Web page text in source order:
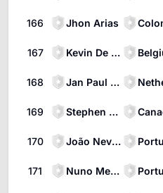
166 Jhon Arias
167 Kevin De Bruyne
168 Jan Paul van Hecke
169 Stephen Eustáquio
170 João Neves
171 Nuno Mendes